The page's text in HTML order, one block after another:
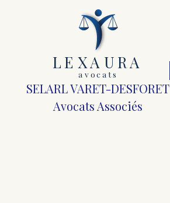
LE XA URA
a v ocats
SELARL VARET-DESFORET
Avocats Associés